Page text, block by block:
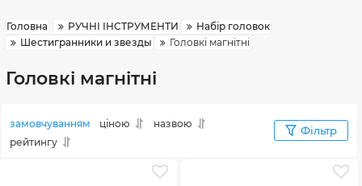
Головна РУЧНІ ІНСТРУМЕНТИ
Набір головок
Шестигранники и звезды
Головкі магнітні
Головкі магнітні
замовчуванням ціною
назвою
рейтингу
Фільтр